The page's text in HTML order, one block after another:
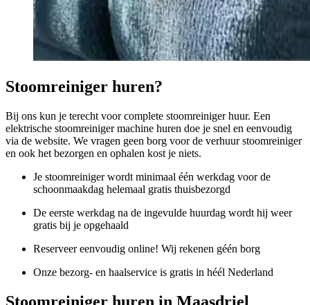
Stoomreiniger huren?
Bij ons kun je terecht voor complete stoomreiniger huur. Een
elektrische stoomreiniger machine huren doe je snel en eenvoudig
via de website. We vragen geen borg voor de verhuur stoomreiniger
en ook het bezorgen en ophalen kost je niets.
Je stoomreiniger wordt minimaal één werkdag voor de
schoonmaakdag helemaal gratis thuisbezorgd
De eerste werkdag na de ingevulde huurdag wordt hij weer
gratis bij je opgehaald
Reserveer eenvoudig online! Wij rekenen géén borg
Onze bezorg- en haalservice is gratis in héél Nederland
Stoomreiniger huren in Maasdriel